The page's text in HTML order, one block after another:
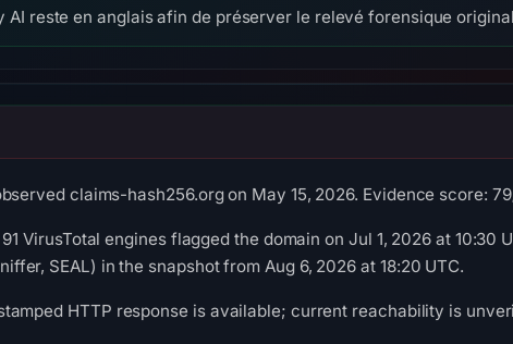
AI reste en anglais afin de préserver le relevé forensique
claims-hash256.org on May 15, 2026. Evidence score:
VirusTotal engines flagged the domain on Jul 1, 2026 at 10:30
SEAL) in the snapshot from Aug 6, 2026 at 18:20 UTC.
HTTP response is available; current reachability is